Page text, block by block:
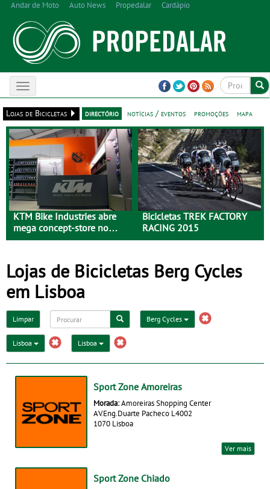
Andar de Moto Auto News Propedalar Cardápio
Toggle
navigation
Lojas de Bicicletas
directório notícias / eventos promoções mapa
KTM Bike Industries abre
mega concept-store no
Porto
Bicicletas TREK FACTORY
RACING 2015
Lojas de Bicicletas Berg Cycles
em Lisboa
Limpar Berg Cycles
Lisboa Lisboa
Sport Zone Amoreiras
Morada:Amoreiras Shopping Center
AV.Eng.Duarte Pacheco L4002
1070 Lisboa
Ver mais
Sport Zone Chiado